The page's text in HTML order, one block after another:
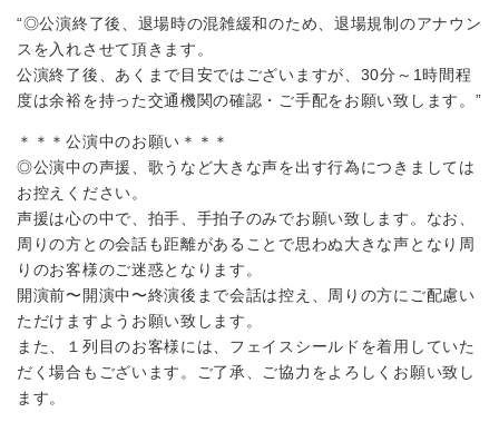
“◎公演終了後、退場時の混雑緩和のため、退場規制のアナウン
スを入れさせて頂きます。
公演終了後、あくまで目安ではございますが、30分～1時間程
度は余裕を持った交通機関の確認・ご手配をお願い致します。”
＊＊＊公演中のお願い＊＊＊
◎公演中の声援、歌うなど大きな声を出す行為につきましては
お控えください。
声援は心の中で、拍手、手拍子のみでお願い致します。なお、
周りの方との会話も距離があることで思わぬ大きな声となり周
りのお客様のご迷惑となります。
開演前〜開演中〜終演後まで会話は控え、周りの方にご配慮い
ただけますようお願い致します。
また、１列目のお客様には、フェイスシールドを着用していた
だく場合もございます。ご了承、ご協力をよろしくお願い致し
ます。